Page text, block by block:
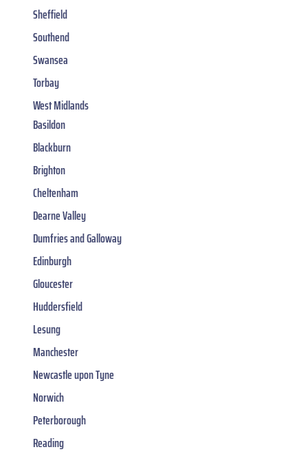
Sheffield
Southend
Swansea
Torbay
West Midlands
Basildon
Blackburn
Brighton
Cheltenham
Dearne Valley
Dumfries and Galloway
Edinburgh
Gloucester
Huddersfield
Lesung
Manchester
Newcastle upon Tyne
Norwich
Peterborough
Reading